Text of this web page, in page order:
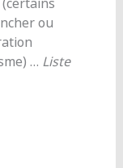
ou
… Liste